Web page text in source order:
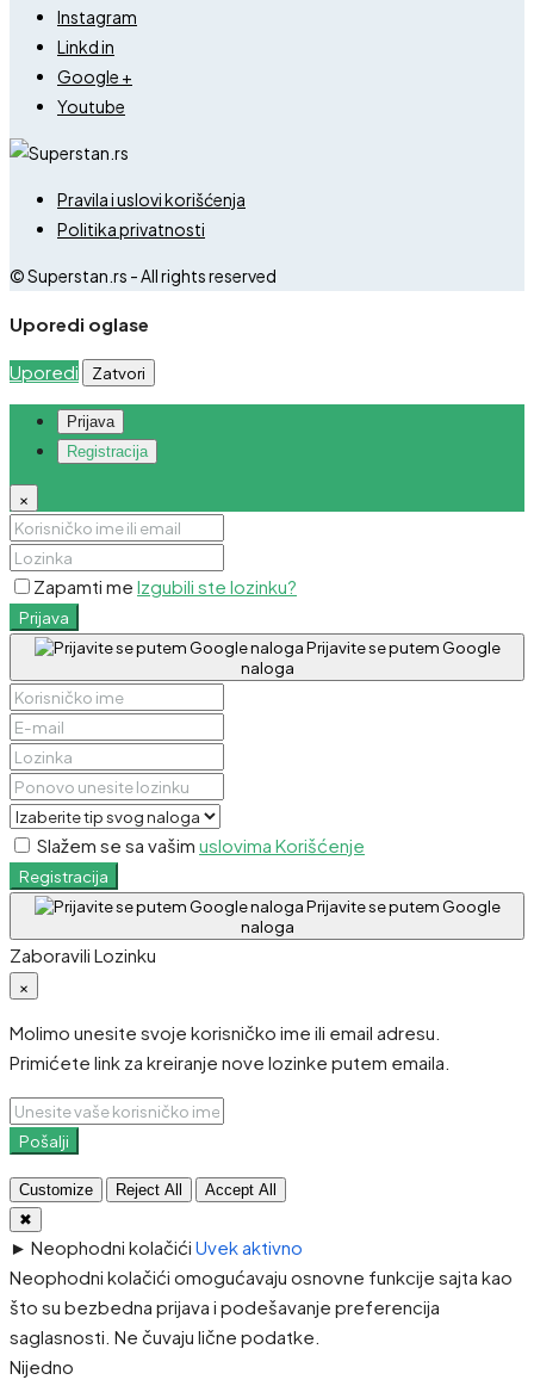
Instagram
Linkd in
Google +
Youtube
Pravila i uslovi korišćenja
Politika privatnosti
© Superstan.rs - All rights reserved
Uporedi oglase
Uporedi Zatvori
Prijava
Registracija
×
Zapamti me Izgubili ste lozinku?
Prijava
Prijavite se putem Google
naloga
Slažem se sa vašim uslovima Korišćenje
Registracija
Prijavite se putem Google
naloga
Zaboravili Lozinku
×
Molimo unesite svoje korisničko ime ili email adresu.
Primićete link za kreiranje nove lozinke putem emaila.
Pošalji
Customize Reject All
Accept All
✖
► Neophodni kolačići Uvek aktivno
Neophodni kolačići omogućavaju osnovne funkcije sajta kao
što su bezbedna prijava i podešavanje preferencija
saglasnosti. Ne čuvaju lične podatke.
Nijedno